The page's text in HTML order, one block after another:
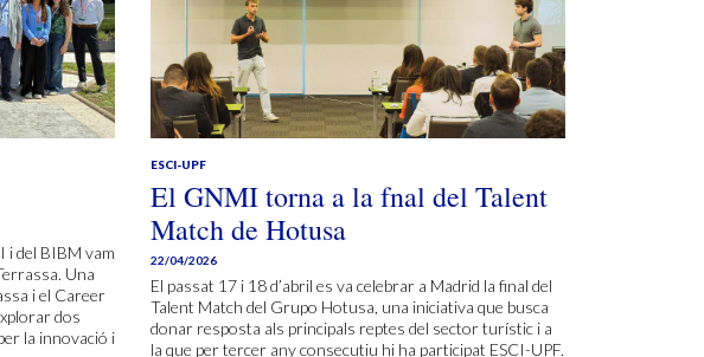
i del BIBM vam
Una
i el Career
dos
la innovació i
ESCI-UPF
El GNMI torna a la fnal del Talent
Match de Hotusa
22/04/2026
El passat 17 i 18 d’abril es va celebrar a Madrid la final del
Talent Match del Grupo Hotusa, una iniciativa que busca
donar resposta als principals reptes del sector turístic i a
la que per tercer any consecutiu hi ha participat ESCI-UPF.